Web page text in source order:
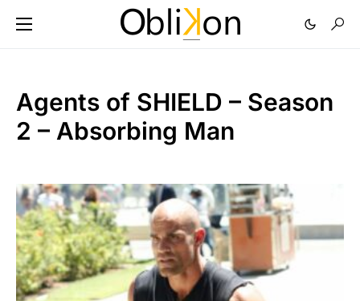
Agents of SHIELD – Season
2 – Absorbing Man